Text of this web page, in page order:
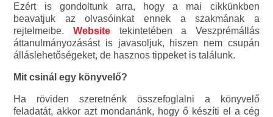
Ezért is gondoltunk arra, hogy a mai cikkünkben
beavatjuk az olvasóinkat ennek a szakmának a
rejtelmeibe. Websitetekintetében a Veszprémállás
áttanulmányozásást is javasoljuk, hiszen nem csupán
álláslehetőségeket, de hasznos tippeket is találunk.
Mit csinál egy könyvelő?
Ha röviden szeretnénk összefoglalni a könyvelő
feladatát, akkor azt mondanánk, hogy ő készíti el a cég